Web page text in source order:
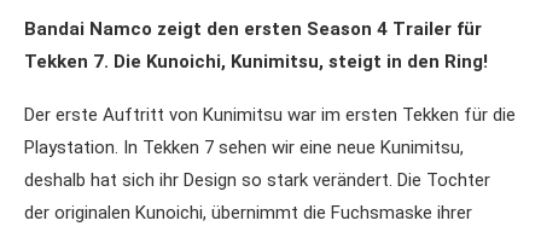
Bandai Namco zeigt den ersten Season 4 Trailer für
Tekken 7. Die Kunoichi, Kunimitsu, steigt in den Ring!
Der erste Auftritt von Kunimitsu war im ersten Tekken für die
Playstation. In Tekken 7 sehen wir eine neue Kunimitsu,
deshalb hat sich ihr Design so stark verändert. Die Tochter
der originalen Kunoichi, übernimmt die Fuchsmaske ihrer